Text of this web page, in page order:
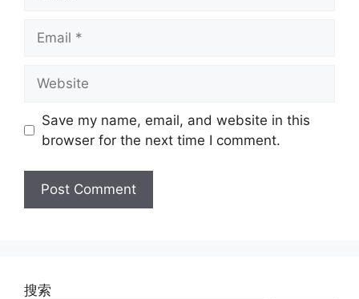
Save my name, email, and website in this
browser for the next time I comment.
搜索